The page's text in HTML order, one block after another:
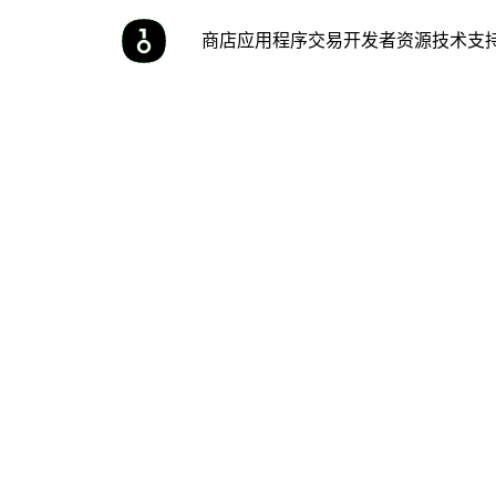
商店应用程序交易开发者资源技术支